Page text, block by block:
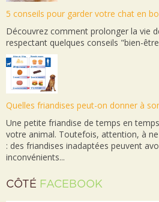
5 conseils pour garder votre chat en
Découvrez comment prolonger la vie
respectant quelques conseils "bien-
Quelles friandises peut-on donner à
Une petite friandise de temps en
votre animal. Toutefois, attention, à
: des friandises inadaptées peuvent
inconvénients...
CÔTÉ FACEBOOK